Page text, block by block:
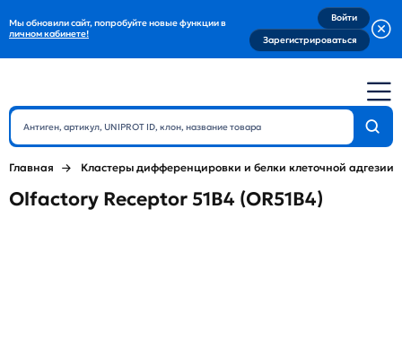
Мы обновили сайт, попробуйте новые функции в
личном кабинете!
Войти
Зарегистрироваться
Главная Кластеры дифференцировки и белки клеточной адгезии
Olfactory Receptor 51B4 (OR51B4)